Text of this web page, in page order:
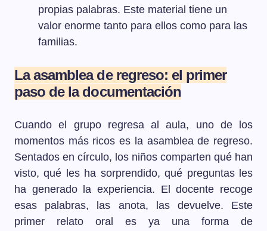
propias palabras. Este material tiene un
valor enorme tanto para ellos como para las
familias.
La asamblea de regreso: el primer
paso de la documentación
Cuando el grupo regresa al aula, uno de los
momentos más ricos es la asamblea de regreso.
Sentados en círculo, los niños comparten qué han
visto, qué les ha sorprendido, qué preguntas les
ha generado la experiencia. El docente recoge
esas palabras, las anota, las devuelve. Este
primer relato oral es ya una forma de